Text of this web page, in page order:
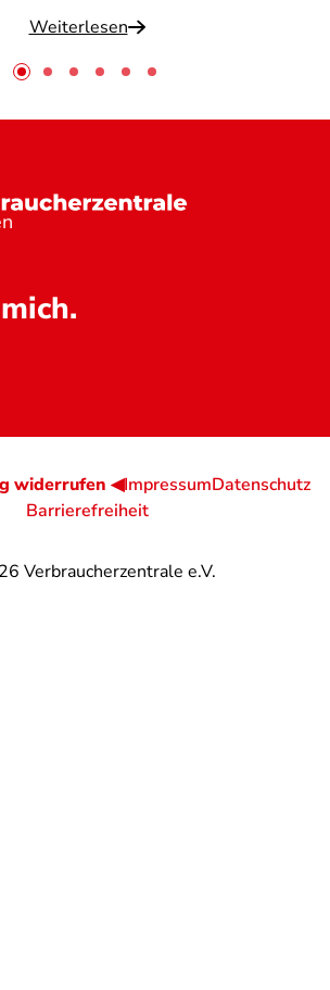
Weiterlesen
Verbraucherzentrale e.V.
widerrufen ◀ImpressumDatenschutz
Barrierefreiheit